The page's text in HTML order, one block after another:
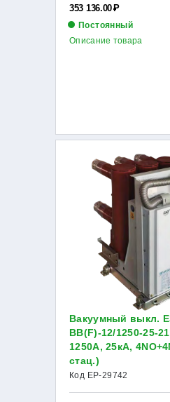
353 136.00Р
Постоянный
Описание товара
Вакуумный выкл.
ВВ(F)-12/1250-25-
1250А, 25кА,
стац.)
Код EP-29742